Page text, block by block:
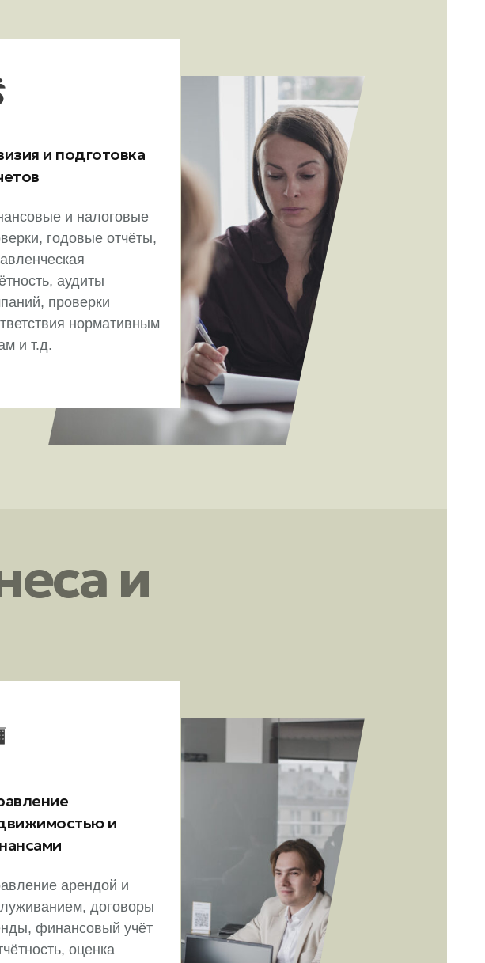
и подготовка
и налоговые
годовые отчёты,
аудиты
проверки
нормативным
и т.д.
и
и
арендой и
договоры
финансовый учёт
оценка